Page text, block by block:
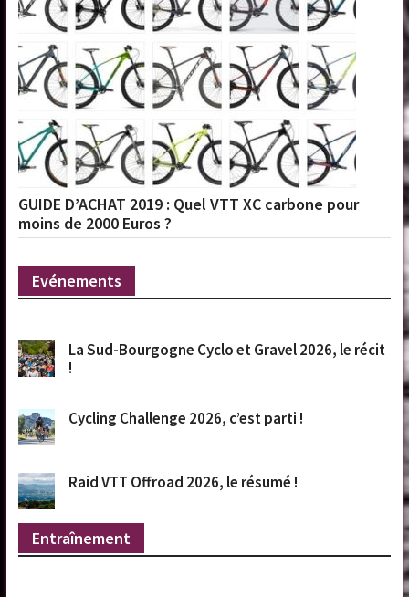
GUIDE D’ACHAT 2019 : Quel VTT XC carbone pour
moins de 2000 Euros ?
Evénements
La Sud-Bourgogne Cyclo et Gravel 2026, le récit
!
Cycling Challenge 2026, c’est parti !
Raid VTT Offroad 2026, le résumé !
Entraînement